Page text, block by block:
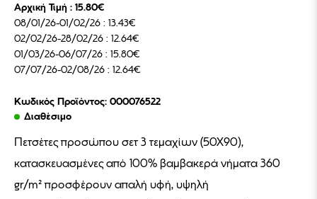
Αρχική Τιμή : 15.80€
08/01/26-01/02/26 : 13.43€
02/02/26-28/02/26 : 12.64€
01/03/26-06/07/26 : 15.80€
07/07/26-02/08/26 : 12.64€
Κωδικός Προϊόντος: 000076522
Διαθέσιμο
Πετσέτες προσώπου σετ 3 τεμαχίων (50Χ90),
κατασκευασμένες από 100% βαμβακερά νήματα 360
gr/m² προσφέρουν απαλή υφή, υψηλή